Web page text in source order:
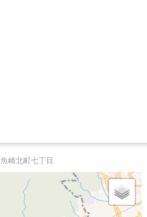
魚崎北町七丁目